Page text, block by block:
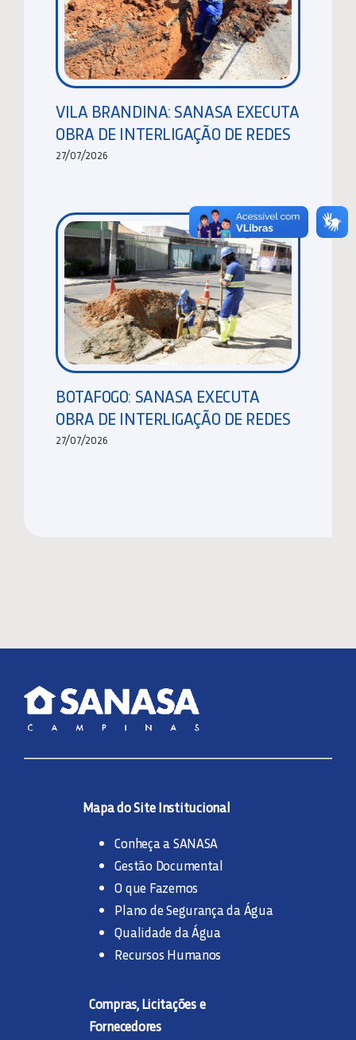
VILA BRANDINA: SANASA EXECUTA
OBRA DE INTERLIGAÇÃO DE REDES
27/07/2026
BOTAFOGO: SANASA EXECUTA
OBRA DE INTERLIGAÇÃO DE REDES
27/07/2026
Mapa do Site Institucional
Conheça a SANASA
Gestão Documental
O que Fazemos
Plano de Segurança da Água
Qualidade da Água
Recursos Humanos
Compras, Licitações e
Fornecedores